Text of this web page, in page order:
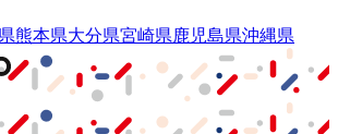
熊本県大分県宮崎県鹿児島県沖縄県